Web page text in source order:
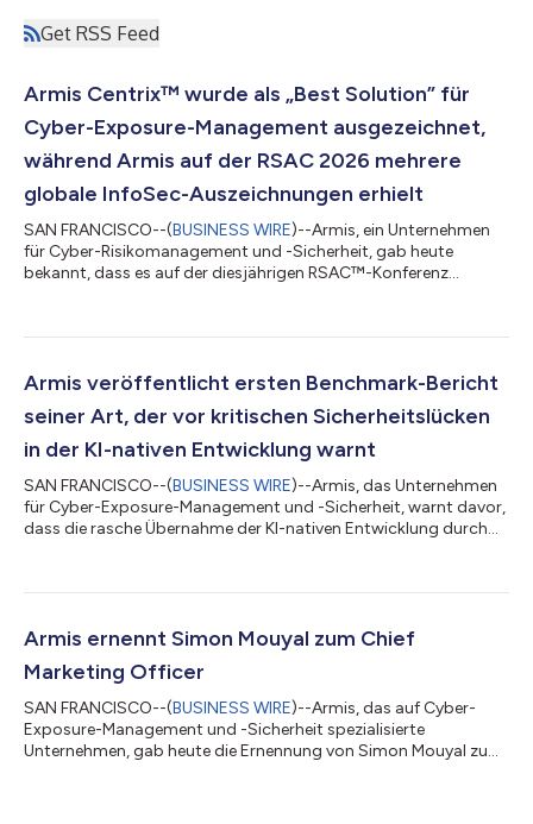
Get RSS Feed
Armis Centrix™ wurde als „Best Solution” für
Cyber-Exposure-Management ausgezeichnet,
während Armis auf der RSAC 2026 mehrere
globale InfoSec-Auszeichnungen erhielt
SAN FRANCISCO--(BUSINESS WIRE)--Armis, ein Unternehmen
für Cyber-Risikomanagement und -Sicherheit, gab heute
bekannt, dass es auf der diesjährigen RSAC™-Konferenz
Centrix™ wurde als „Best Solution” für Cyber Exposure
Cybersecurity Company“ ausgezeichnet Jewgeni Dibrow, CEO
Armis veröffentlicht ersten Benchmark-Bericht
seiner Art, der vor kritischen Sicherheitslücken
in der KI-nativen Entwicklung warnt
SAN FRANCISCO--(BUSINESS WIRE)--Armis, das Unternehmen
für Cyber-Exposure-Management und -Sicherheit, warnt davor,
dass die rasche Übernahme der KI-nativen Entwicklung durch
ausgesetzt werden. Eine neue Forschung im Trusted Vibing
KI-Modelle in 31 Testszenarien bewertet, hat ergeben, dass 100
% der Modelle keinen sicheren Code g...
Armis ernennt Simon Mouyal zum Chief
Marketing Officer
SAN FRANCISCO--(BUSINESS WIRE)--Armis, das auf Cyber-
Exposure-Management und -Sicherheit spezialisierte
Unternehmen, gab heute die Ernennung von Simon Mouyal zum